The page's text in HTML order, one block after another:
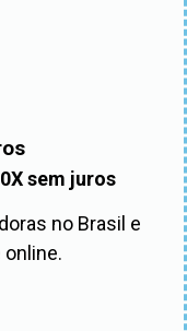
sem juros
no Brasil e